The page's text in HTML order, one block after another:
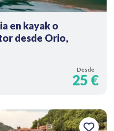
en kayak o
desde Orio,
Desde
25 €